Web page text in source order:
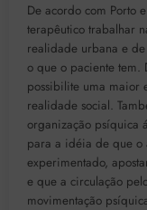
De acordo com Porto
terapêutico trabalhar
realidade urbana e
o que o paciente tem.
possibilite uma maior
realidade social.
organização psíquica
para a idéia de que o
experimentado,
e que a circulação
movimentação